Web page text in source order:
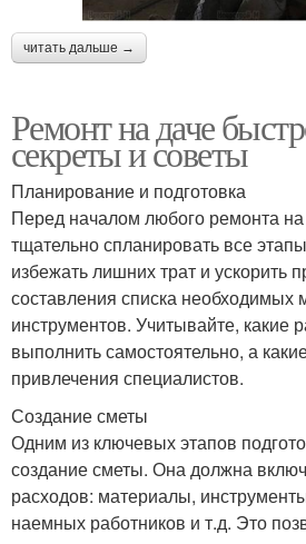
читать дальше →
Ремонт на даче
секреты и советы
Планирование и подготовка
Перед началом любого ремонта
тщательно спланировать все
избежать лишних трат и ускорить
составления списка необходимых
инструментов. Учитывайте, какие
выполнить самостоятельно, а
привлечения специалистов.
Создание сметы
Одним из ключевых этапов
создание сметы. Она должна
расходов: материалы,
наемных работников и т.д. Это